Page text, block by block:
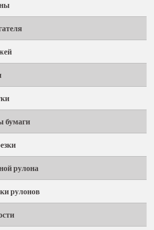
бумаги
рулона
рулонов